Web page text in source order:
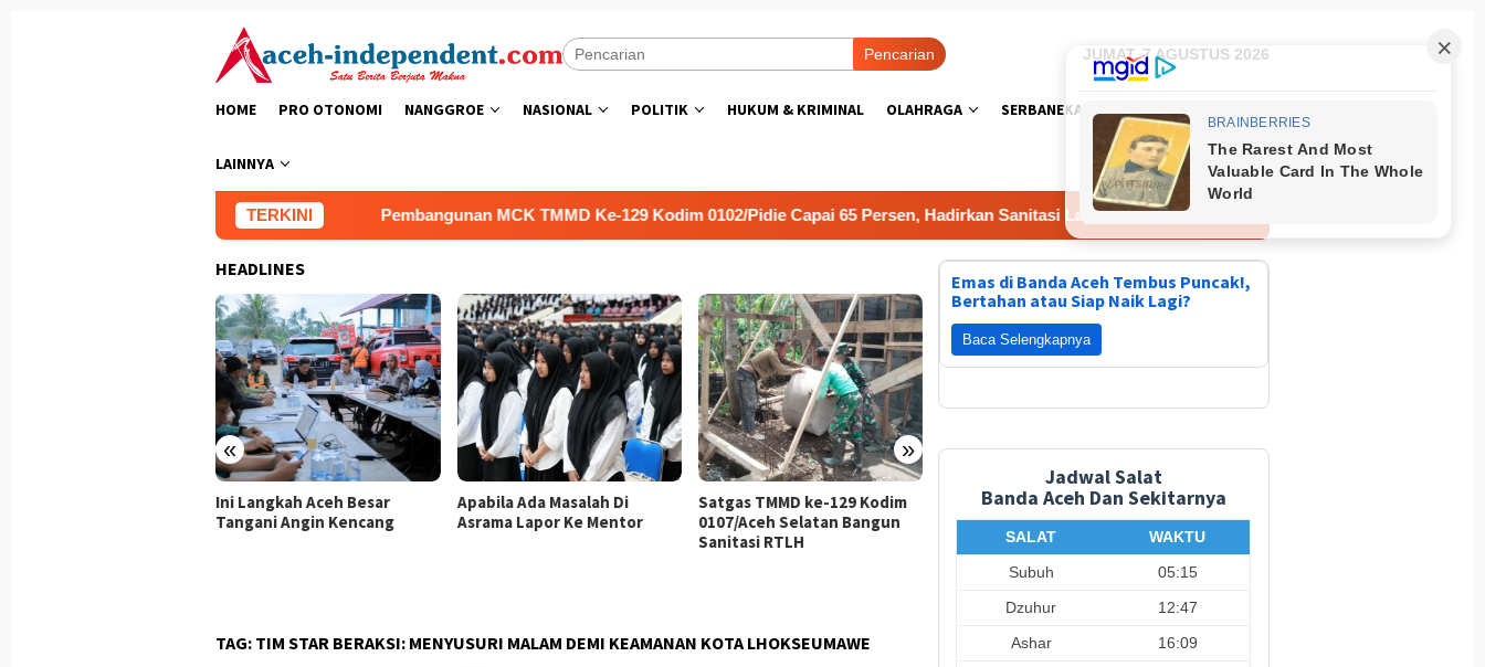
Pencarian JUMAT, 7 AGUSTUS 2026
HOME PRO OTONOMI NANGGROE NASIONAL POLITIK HUKUM & KRIMINAL OLAHRAGA SERBANEKA FOTO
LAINNYA
TERKINIPembangunan MCK TMMD Ke-129 Kodim 0102/Pidie Capai 65 Persen, Hadirkan Sanitasi Layak bagi Masyarakat
HEADLINES
« »
Ini Langkah Aceh Besar
Tangani Angin Kencang
Apabila Ada Masalah Di
Asrama Lapor Ke Mentor
Satgas TMMD ke-129 Kodim
0107/Aceh Selatan Bangun
Sanitasi RTLH
Satgas TMMD ke-129 Kodim
0107/Aceh Selatan
Rampungkan Fasilitas Air
Bersih
Pembangunan MCK TMMD
Ke-129 Kodim 0102/Pidie
Capai 65 Persen, Hadirkan
Sanitasi Layak bagi
Masyarakat
TAG: TIM STAR BERAKSI: MENYUSURI MALAM DEMI KEAMANAN KOTA LHOKSEUMAWE
Emas di Banda Aceh Tembus Puncak!,
Bertahan atau Siap Naik Lagi?
Baca Selengkapnya
Jadwal Salat
Banda Aceh Dan Sekitarnya
SALAT
WAKTU
Subuh
05:15
Dzuhur
12:47
Ashar
16:09